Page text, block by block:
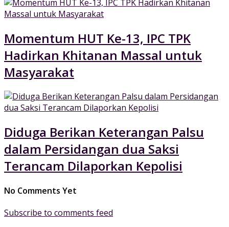
Momentum HUT Ke-13, IPC TPK
Hadirkan Khitanan Massal untuk
Masyarakat
Diduga Berikan Keterangan Palsu
dalam Persidangan dua Saksi
Terancam Dilaporkan Kepolisi
No Comments Yet
Subscribe to comments feed